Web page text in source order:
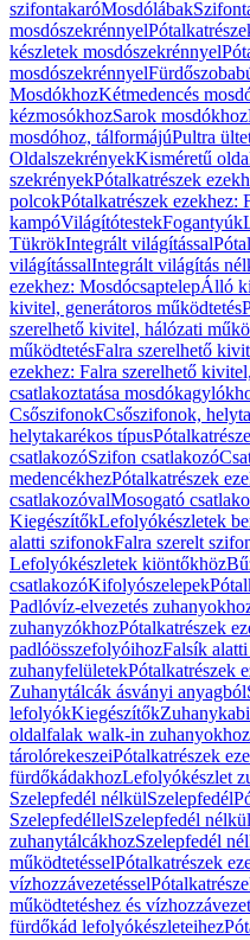
szifontakaróMosdólábak
mosdószekrénnyel
készletek mosdószekrénnyel
mosdószekrénnyel
MosdókhozKétmedencés
kézmosókhozSarok mosdókhoz
mosdóhoz, tálformájúPultra
OldalszekrényekKisméretű
szekrényekPótalkatrészek
polcokPótalkatrészek ezekhez:
kampóVilágítótestekFogantyúk
TükrökIntegrált világítással
világítássalIntegrált világítás
ezekhez: MosdócsaptelepÁlló
kivitel, generátoros működtetés
szerelhető kivitel, hálózati
működtetésFalra szerelhető
ezekhez: Falra szerelhető
csatlakoztatása
CsőszifonokCsőszifonok,
helytakarékos típus
csatlakozóSzifon csatlakozó
medencékhezPótalkatrészek
csatlakozóvalMosogató
KiegészítőkLefolyókészletek
alatti szifonokFalra szerelt
Lefolyókészletek kiöntőkhöz
csatlakozóKifolyószelepek
Padlóvíz-elvezetés
zuhanyzókhozPótalkatrészek
padlóösszefolyóihozFalsík
zuhanyfelületekPótalkatrészek
Zuhanytálcák ásványi anyagból
lefolyókKiegészítők
oldalfalak walk-in zuhanyokhoz
tárolórekeszeiPótalkatrészek
fürdőkádakhozLefolyókészlet
Szelepfedél nélkülSzelepfedél
SzelepfedéllelSzelepfedél nélkül
zuhanytálcákhozSzelepfedél
működtetésselPótalkatrészek
vízhozzávezetéssel
működtetéshez és
fürdőkád lefolyókészleteihez